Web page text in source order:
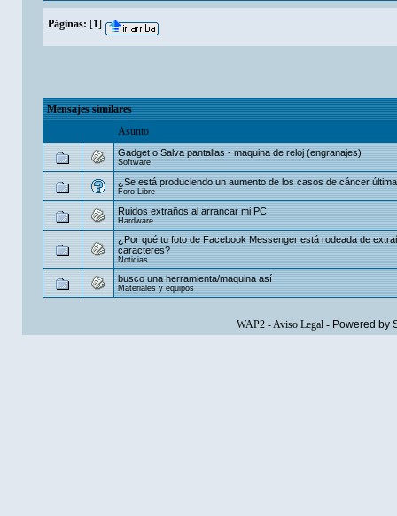
Páginas: [1]
Mensajes similares
Asunto
Gadget o Salva pantallas - maquina de reloj (engranajes)
Software
¿Se está produciendo un aumento de los casos de cáncer
Foro Libre
Ruidos extraños al arrancar mi PC
Hardware
¿Por qué tu foto de Facebook Messenger está rodeada de
caracteres?
Noticias
busco una herramienta/maquina así
Materiales y equipos
WAP2-Aviso Legal- Powered by